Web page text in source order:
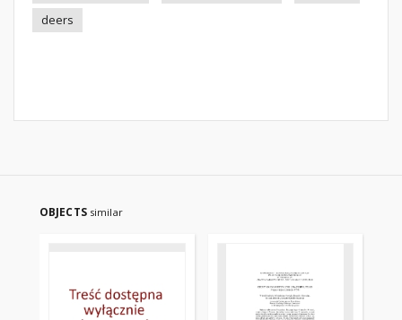
deers
OBJECTS similar